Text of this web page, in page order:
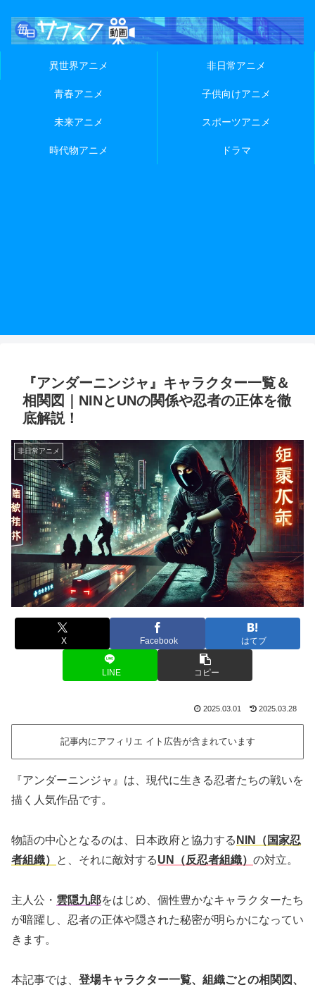
異世界アニメ 非日常アニメ
青春アニメ 子供向けアニメ
未来アニメ スポーツアニメ
時代物アニメ ドラマ
『アンダーニンジャ』キャラクター一覧＆
相関図｜NINとUNの関係や忍者の正体を徹
底解説！
非日常アニメ
X Facebook はてブ
LINE コピー
2025.03.01 2025.03.28
記事内にアフィリエ イト広告が含まれています
『アンダーニンジャ』は、現代に生きる忍者たちの戦いを
描く人気作品です。
物語の中心となるのは、日本政府と協力する NIN（国家忍
者組織）
と、それに敵対するUN（反忍者組織） の対立。
主人公・ 雲隠九郎をはじめ、個性豊かなキャラクターたち
が暗躍し、忍者の正体や隠された秘密が明らかになってい
きます。
本記事では、 登場キャラクター一覧、組織ごとの相関図、